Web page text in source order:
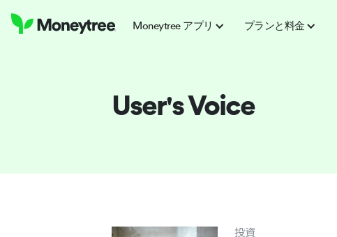
Moneytree アプリ プランと料金
User's Voice
投資